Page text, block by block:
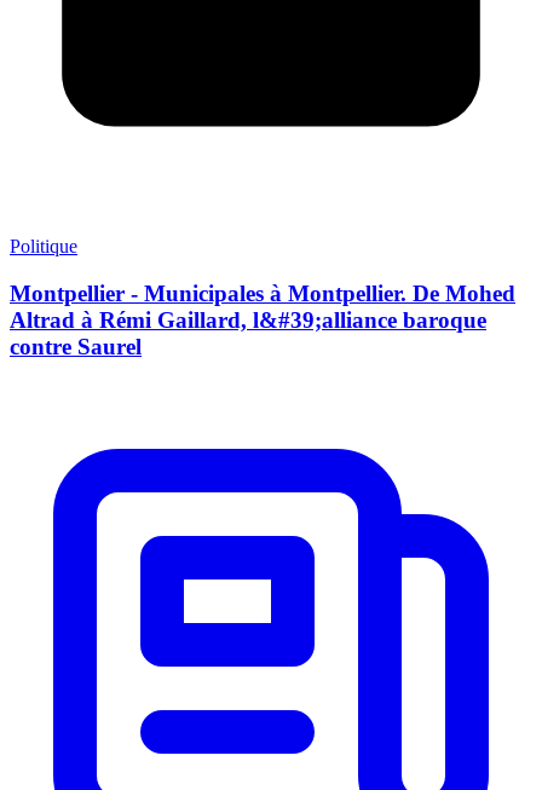
Politique
Montpellier - Municipales à Montpellier. De Mohed
Altrad à Rémi Gaillard, l&#39;alliance baroque
contre Saurel